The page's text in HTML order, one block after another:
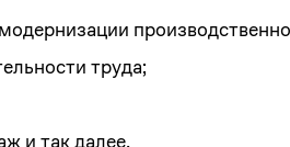
труда;
и так далее.